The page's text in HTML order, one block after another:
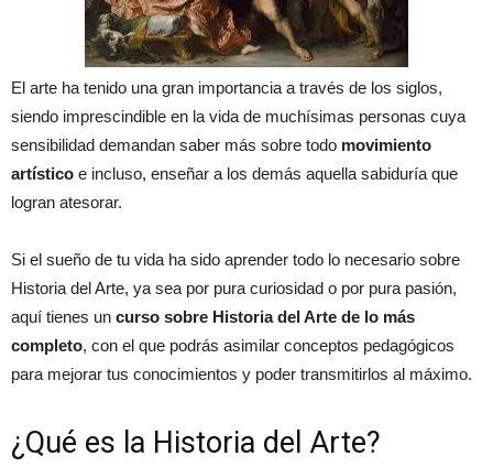
El arte ha tenido una gran importancia a través de los siglos,
siendo imprescindible en la vida de muchísimas personas cuya
sensibilidad demandan saber más sobre todo movimiento
artístico e incluso, enseñar a los demás aquella sabiduría que
logran atesorar.
Si el sueño de tu vida ha sido aprender todo lo necesario sobre
Historia del Arte, ya sea por pura curiosidad o por pura pasión,
aquí tienes un curso sobre Historia del Arte de lo más
completo, con el que podrás asimilar conceptos pedagógicos
para mejorar tus conocimientos y poder transmitirlos al máximo.
¿Qué es la Historia del Arte?